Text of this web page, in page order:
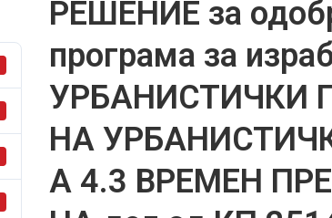
РЕШЕНИЕ за
програма за
УРБАНИСТИЧКИ
НА
А 4.3 ВРЕМЕН